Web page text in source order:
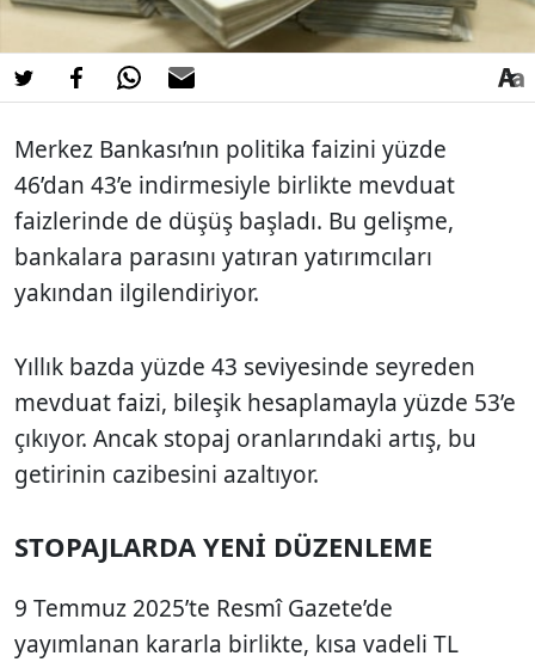
Merkez Bankası’nın politika faizini yüzde
46’dan 43’e indirmesiyle birlikte mevduat
faizlerinde de düşüş başladı. Bu gelişme,
bankalara parasını yatıran yatırımcıları
yakından ilgilendiriyor.
Yıllık bazda yüzde 43 seviyesinde seyreden
mevduat faizi, bileşik hesaplamayla yüzde 53’e
çıkıyor. Ancak stopaj oranlarındaki artış, bu
getirinin cazibesini azaltıyor.
STOPAJLARDA YENİ DÜZENLEME
9 Temmuz 2025’te Resmî Gazete’de
yayımlanan kararla birlikte, kısa vadeli TL